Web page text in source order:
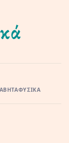
ΦΥΣΙΚΆ